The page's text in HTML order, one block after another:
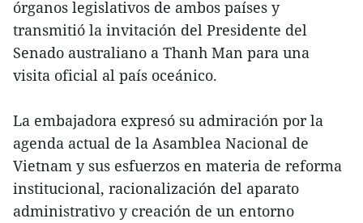
órganos legislativos de ambos países y
transmitió la invitación del Presidente del
Senado australiano a Thanh Man para una
visita oficial al país oceánico.
La embajadora expresó su admiración por la
agenda actual de la Asamblea Nacional de
Vietnam y sus esfuerzos en materia de reforma
institucional, racionalización del aparato
administrativo y creación de un entorno